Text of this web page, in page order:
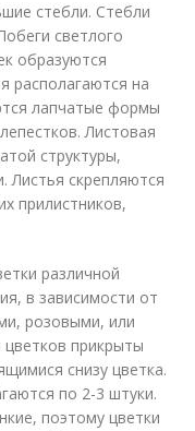
стебли. Стебли
светлого
образуются
располагаются на
лапчатые формы
Листовая
структуры,
Листья скрепляются
прилистников,
различной
в зависимости от
розовыми, или
прикрыты
снизу цветка.
по 2-3 штуки.
поэтому цветки